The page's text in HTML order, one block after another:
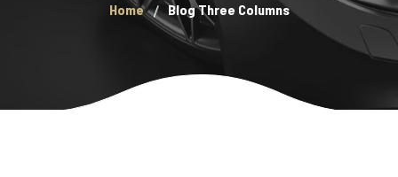
Home Blog Three Columns